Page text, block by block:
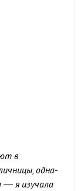
в
одна-
— я изучала